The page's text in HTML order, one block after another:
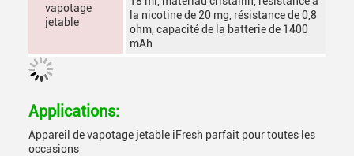
vapotage
jetable
la nicotine de 20 mg, résistance de 0,8
ohm, capacité de la batterie de 1400
mAh
Applications:
Appareil de vapotage jetable iFresh parfait pour toutes les
occasions